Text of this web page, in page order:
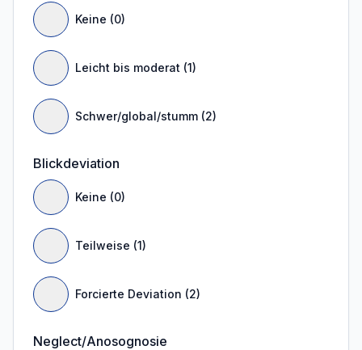
Keine (0)
Leicht bis moderat (1)
Schwer/global/stumm (2)
Blickdeviation
Keine (0)
Teilweise (1)
Forcierte Deviation (2)
Neglect/Anosognosie